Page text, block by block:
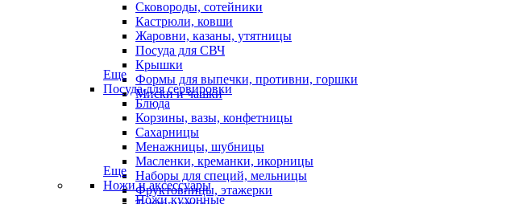
Сковороды, сотейники
Кастрюли, ковши
Жаровни, казаны, утятницы
Посуда для СВЧ
Крышки
Формы для выпечки, противни, горшки
Миски и чашки
Еще
Посуда для сервировки
Блюда
Корзины, вазы, конфетницы
Сахарницы
Менажницы, шубницы
Масленки, креманки, икорницы
Наборы для специй, мельницы
Фруктовницы, этажерки
Еще
Ножи и аксессуары
Ножи кухонные